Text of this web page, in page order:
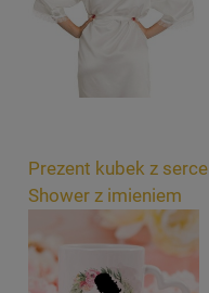
Prezent kubek z
Shower z imieniem